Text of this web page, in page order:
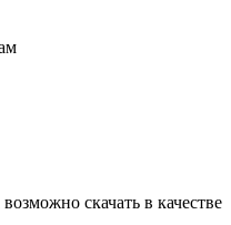
скачать в качестве